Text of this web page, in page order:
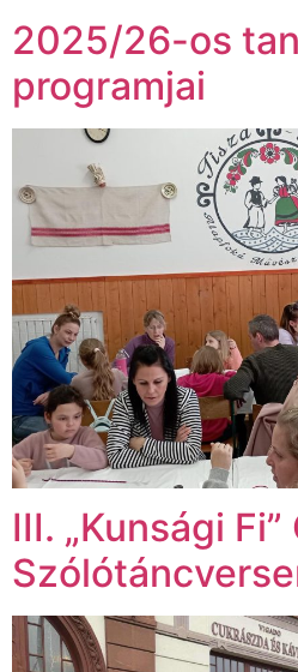
2025/26-os
programjai
III. „Kunsági